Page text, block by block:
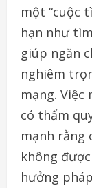
một “cuộc
hạn như
giúp ngăn
nghiêm
mạng.
có thẩm
mạnh rằng
không
hưởng